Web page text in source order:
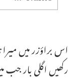
اس براؤزر میں
رکھیں اگلی بار